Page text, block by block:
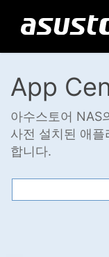
App
아수스토어 NAS
사전 설치된 애
합니다.